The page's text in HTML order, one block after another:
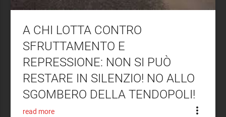
A CHI LOTTA CONTRO
SFRUTTAMENTO E
REPRESSIONE: NON SI PUÒ
RESTARE IN SILENZIO! NO ALLO
SGOMBERO DELLA TENDOPOLI!
more_vert
read more